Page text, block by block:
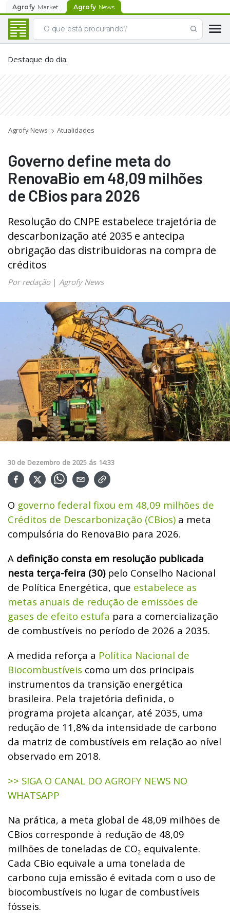
Agrofy Market Agrofy News
Destaque do dia:
Agrofy News Atualidades
Governo define meta do
RenovaBio em 48,09 milhões
de CBios para 2026
Resolução do CNPE estabelece trajetória de
descarbonização até 2035 e antecipa
obrigação das distribuidoras na compra de
créditos
Por redação| Agrofy News
30 de Dezembro de 2025 ás 14:33
O governo federal fixou em 48,09 milhões de
Créditos de Descarbonização (CBios) a meta
compulsória do RenovaBio para 2026.
A definição consta em resolução publicada
nesta terça-feira (30)pelo Conselho Nacional
de Política Energética, que estabelece as
metas anuais de redução de emissões de
gases de efeito estufa para a comercialização
de combustíveis no período de 2026 a 2035.
A medida reforça a Política Nacional de
Biocombustíveis como um dos principais
instrumentos da transição energética
brasileira. Pela trajetória definida, o
programa projeta alcançar, até 2035, uma
redução de 11,8% da intensidade de carbono
da matriz de combustíveis em relação ao nível
observado em 2018.
>> SIGA O CANAL DO AGROFY NEWS NO
WHATSAPP
Na prática, a meta global de 48,09 milhões de
CBios corresponde à redução de 48,09
milhões de toneladas de CO₂ equivalente.
Cada CBio equivale a uma tonelada de
carbono cuja emissão é evitada com o uso de
biocombustíveis no lugar de combustíveis
fósseis.